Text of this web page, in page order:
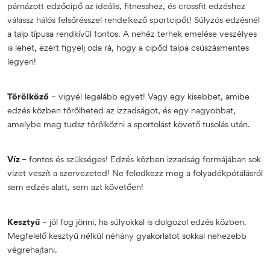
párnázott edzőcipő az ideális, fitnesshez, és crossfit edzéshez
válassz hálós felsőrésszel rendelkező sportcipőt! Súlyzós edzésnél
a talp típusa rendkívül fontos. A nehéz terhek emelése veszélyes
is lehet, ezért figyelj oda rá, hogy a cipőd talpa csúszásmentes
legyen!
Törölköző – vigyél legalább egyet! Vagy egy kisebbet, amibe
edzés közben törölheted az izzadságot, és egy nagyobbat,
amelybe meg tudsz törölközni a sportolást követő tusolás után.
Víz – fontos és szükséges! Edzés közben izzadság formájában sok
vizet veszít a szervezeted! Ne feledkezz meg a folyadékpótálásról
sem edzés alatt, sem azt követően!
Kesztyű – jól fog jönni, ha súlyokkal is dolgozol edzés közben.
Megfelelő kesztyű nélkül néhány gyakorlatot sokkal nehezebb
végrehajtani.